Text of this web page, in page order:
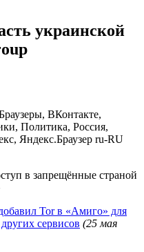
украинской
ВКонтакте,
Политика, Россия,
Яндекс.Браузер ru-RU
в запрещённые страной
Tor в «Амиго» для
сервисов (25 мая